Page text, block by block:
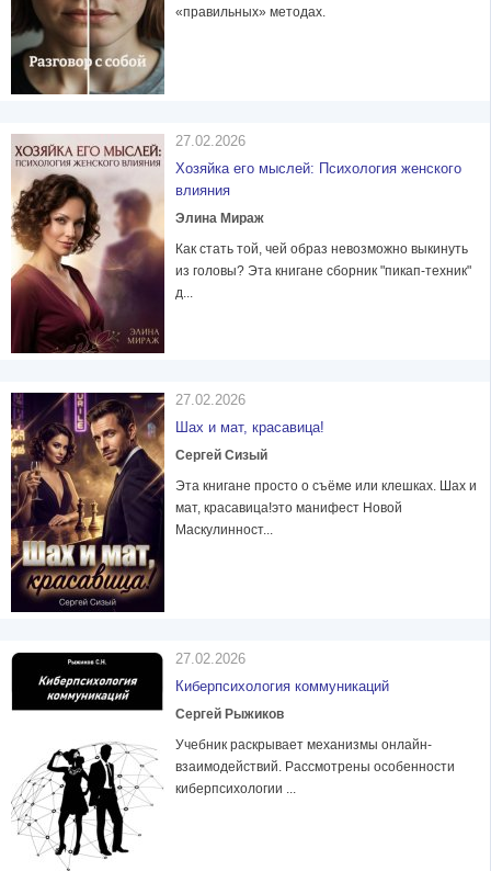
«правильных» методах.
27.02.2026
Хозяйка его мыслей: Психология женского
влияния
Элина Мираж
Как стать той, чей образ невозможно выкинуть
из головы? Эта книгане сборник "пикап-техник"
д...
27.02.2026
Шах и мат, красавица!
Сергей Сизый
Эта книгане просто о съёме или клешках. Шах и
мат, красавица!это манифест Новой
Маскулинност...
27.02.2026
Киберпсихология коммуникаций
Сергей Рыжиков
Учебник раскрывает механизмы онлайн-
взаимодействий. Рассмотрены особенности
киберпсихологии ...